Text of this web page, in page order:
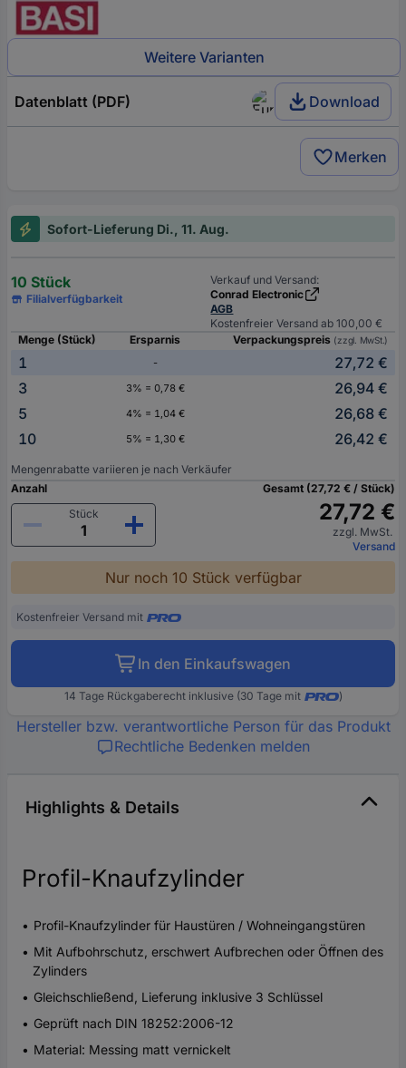
Weitere Varianten
Datenblatt (PDF) Download
Merken
Sofort-Lieferung Di., 11. Aug.
10 Stück
Filialverfügbarkeit
Verkauf und Versand:
Conrad Electronic
AGB
Kostenfreier Versand ab 100,00 €
Menge (Stück)
Ersparnis Verpackungspreis (zzgl. MwSt.)
1 -
27,72 €
3
3% = 0,78 €
26,94 €
5
4% = 1,04 €
26,68 €
10
5% = 1,30 € 26,42 €
Mengenrabatte variieren je nach Verkäufer
Anzahl
Stück
Gesamt (27,72 € / Stück)
27,72 €
zzgl. MwSt.
Versand
Nur noch 10 Stück verfügbar
Kostenfreier Versand mit
In den Einkaufswagen
14 Tage Rückgaberecht inklusive (30 Tage mit )
Hersteller bzw. verantwortliche Person für das Produkt
Rechtliche Bedenken melden
Highlights & Details
Profil-Knaufzylinder
Profil-Knaufzylinder für Haustüren / Wohneingangstüren
Mit Aufbohrschutz, erschwert Aufbrechen oder Öffnen des
Zylinders
Gleichschließend, Lieferung inklusive 3 Schlüssel
Geprüft nach DIN 18252:2006-12
Material: Messing matt vernickelt